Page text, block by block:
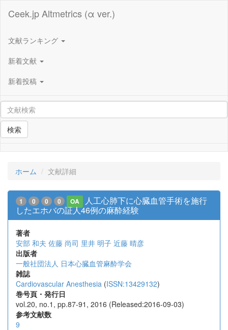
Ceek.jp Altmetrics (α ver.)
文献ランキング
新着文献
新着投稿
検索
ホーム 文献詳細
1 0 0 0 OA
人工心肺下に心臓血管手術を施行
したエホバの証人46例の麻酔経験
著者
安部 和夫 佐藤 尚司 里井 明子 近藤 晴彦
出版者
一般社団法人 日本心臓血管麻酔学会
雑誌
Cardiovascular Anesthesia (ISSN:13429132)
巻号頁・発行日
vol.20, no.1, pp.87-91, 2016 (Released:2016-09-03)
参考文献数
9